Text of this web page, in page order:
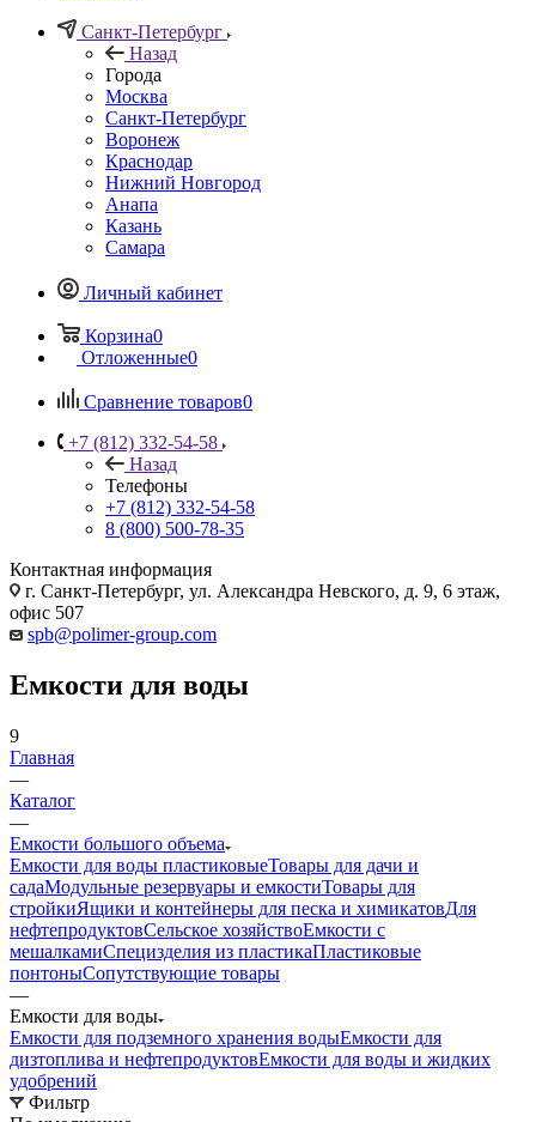
Санкт-Петербург
Назад
Города
Москва
Санкт-Петербург
Воронеж
Краснодар
Нижний Новгород
Анапа
Казань
Самара
Личный кабинет
Корзина0
Отложенные0
Сравнение товаров0
+7 (812) 332-54-58
Назад
Телефоны
+7 (812) 332-54-58
8 (800) 500-78-35
Контактная информация
г. Санкт-Петербург, ул. Александра Невского, д. 9, 6 этаж,
офис 507
spb@polimer-group.com
Емкости для воды
9
Главная
—
Каталог
—
Емкости большого объема
Емкости для воды пластиковыеТовары для дачи и
садаМодульные резервуары и емкостиТовары для
стройкиЯщики и контейнеры для песка и химикатовДля
нефтепродуктовСельское хозяйствоЕмкости с
мешалкамиСпецизделия из пластикаПластиковые
понтоныСопутствующие товары
—
Емкости для воды
Емкости для подземного хранения водыЕмкости для
дизтоплива и нефтепродуктовЕмкости для воды и жидких
удобрений
Фильтр